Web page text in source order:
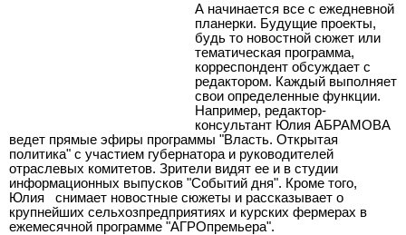
А начинается все с ежедневной
планерки. Будущие проекты,
будь то новостной сюжет или
тематическая программа,
корреспондент обсуждает с
редактором. Каждый выполняет
свои определенные функции.
Например, редактор-
консультант Юлия АБРАМОВА
ведет прямые эфиры программы "Власть. Открытая
политика" с участием губернатора и руководителей
отраслевых комитетов. Зрители видят ее и в студии
информационных выпусков "Событий дня". Кроме того,
Юлия
снимает новостные сюжеты и рассказывает о
крупнейших сельхозпредприятиях и курских фермерах в
ежемесячной программе "АГРОпремьера".